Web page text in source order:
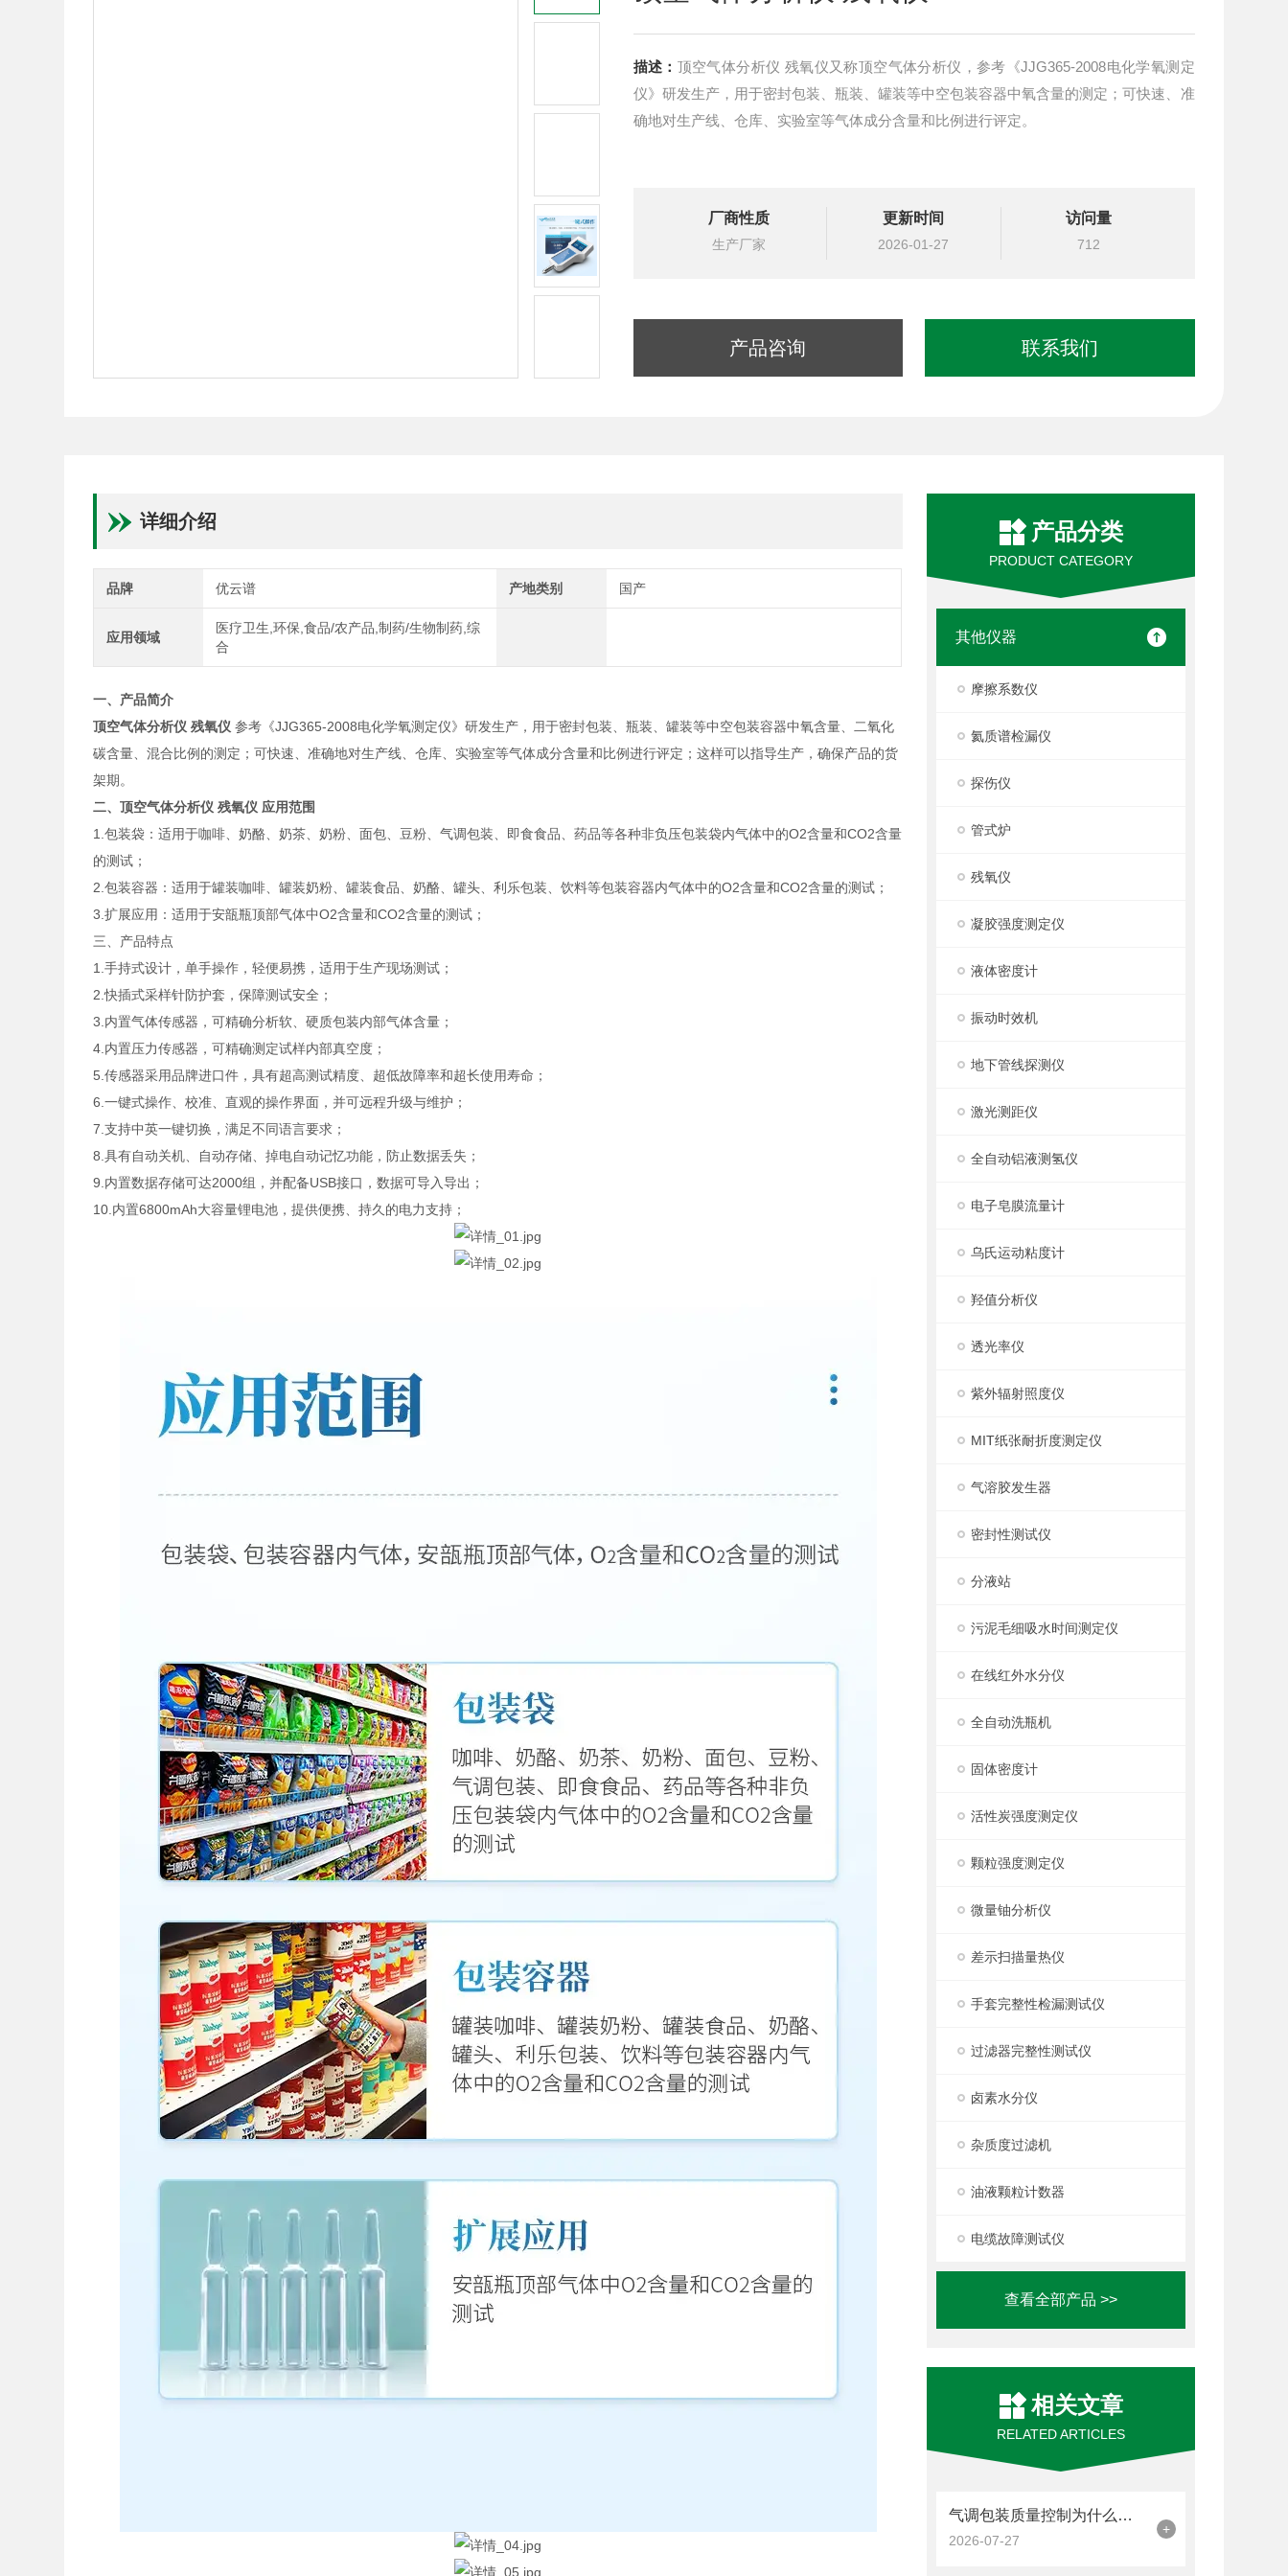
描述： 顶空气体分析仪 残氧仪又称顶空气体分析仪，参考《JJG365-2008电化学氧测定
仪》研发生产，用于密封包装、瓶装、罐装等中空包装容器中氧含量的测定；可快速、准
确地对生产线、仓库、实验室等气体成分含量和比例进行评定。
厂商性质
生产厂家
更新时间
2026-01-27
访问量
712
产品咨询 联系我们
产品分类
PRODUCT CATEGORY
其他仪器
摩擦系数仪
氦质谱检漏仪
探伤仪
管式炉
残氧仪
凝胶强度测定仪
液体密度计
振动时效机
地下管线探测仪
激光测距仪
全自动铝液测氢仪
电子皂膜流量计
乌氏运动粘度计
羟值分析仪
透光率仪
紫外辐射照度仪
MIT纸张耐折度测定仪
气溶胶发生器
密封性测试仪
分液站
污泥毛细吸水时间测定仪
在线红外水分仪
全自动洗瓶机
固体密度计
活性炭强度测定仪
颗粒强度测定仪
微量铀分析仪
差示扫描量热仪
手套完整性检漏测试仪
过滤器完整性测试仪
卤素水分仪
杂质度过滤机
油液颗粒计数器
电缆故障测试仪
查看全部产品 >>
相关文章
RELATED ARTICLES
气调包装质量控制为什么需要顶空气体分析仪？品牌设备应用价值全面分析
2026-07-27
+
详细介绍
品牌 优云谱 产地类别 国产
应用领域
医疗卫生,环保,食品/农产品,制药/生物制药,综
合
一、产品简介
顶空气体分析仪 残氧仪 参考《JJG365-2008电化学氧测定仪》研发生产，用于密封包装、瓶装、罐装等中空包装容器中氧含量、二氧化
碳含量、混合比例的测定；可快速、准确地对生产线、仓库、实验室等气体成分含量和比例进行评定；这样可以指导生产，确保产品的货
架期。
二、顶空气体分析仪 残氧仪 应用范围
1.包装袋：适用于咖啡、奶酪、奶茶、奶粉、面包、豆粉、气调包装、即食食品、药品等各种非负压包装袋内气体中的O2含量和CO2含量
的测试；
2.包装容器：适用于罐装咖啡、罐装奶粉、罐装食品、奶酪、罐头、利乐包装、饮料等包装容器内气体中的O2含量和CO2含量的测试；
3.扩展应用：适用于安瓿瓶顶部气体中O2含量和CO2含量的测试；
三、产品特点
1.手持式设计，单手操作，轻便易携，适用于生产现场测试；
2.快插式采样针防护套，保障测试安全；
3.内置气体传感器，可精确分析软、硬质包装内部气体含量；
4.内置压力传感器，可精确测定试样内部真空度；
5.传感器采用品牌进口件，具有超高测试精度、超低故障率和超长使用寿命；
6.一键式操作、校准、直观的操作界面，并可远程升级与维护；
7.支持中英一键切换，满足不同语言要求；
8.具有自动关机、自动存储、掉电自动记忆功能，防止数据丢失；
9.内置数据存储可达2000组，并配备USB接口，数据可导入导出；
10.内置6800mAh大容量锂电池，提供便携、持久的电力支持；